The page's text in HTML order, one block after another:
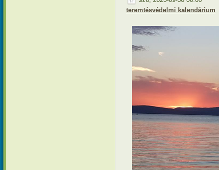
teremtésvédelmi kalendárium